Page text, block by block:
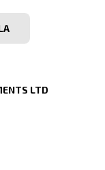
LTD